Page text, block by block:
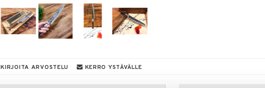
KIRJOITA ARVOSTELU KERRO YSTÄVÄLLE